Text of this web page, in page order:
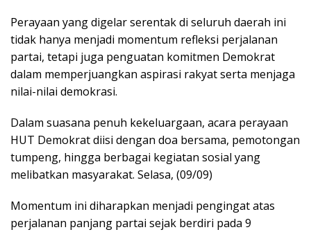
Perayaan yang digelar serentak di seluruh daerah ini
tidak hanya menjadi momentum refleksi perjalanan
partai, tetapi juga penguatan komitmen Demokrat
dalam memperjuangkan aspirasi rakyat serta menjaga
nilai-nilai demokrasi.
Dalam suasana penuh kekeluargaan, acara perayaan
HUT Demokrat diisi dengan doa bersama, pemotongan
tumpeng, hingga berbagai kegiatan sosial yang
melibatkan masyarakat. Selasa, (09/09)
Momentum ini diharapkan menjadi pengingat atas
perjalanan panjang partai sejak berdiri pada 9